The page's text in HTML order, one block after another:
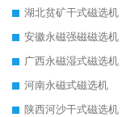
湖北贫矿干式磁选机
安徽永磁强磁磁选机
广西永磁湿式磁选机
河南永磁式磁选机
陕西河沙干式磁选机